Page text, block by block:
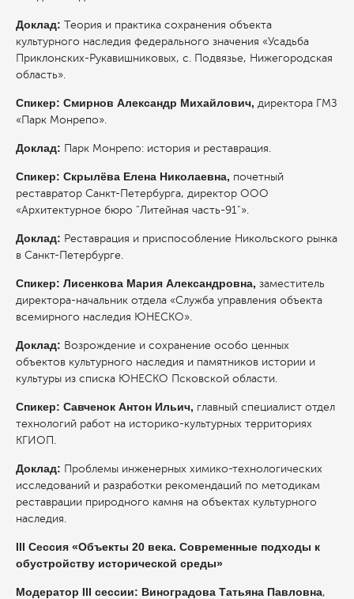
Доклад: Теория и практика сохранения объекта
культурного наследия федерального значения «Усадьба
Приклонских-Рукавишниковых, с. Подвязье, Нижегородская
область».
Спикер: Смирнов Александр Михайлович, директора ГМЗ
«Парк Монрепо».
Доклад: Парк Монрепо: история и реставрация.
Спикер: Скрылёва Елена Николаевна, почетный
реставратор Санкт-Петербурга, директор ООО
«Архитектурное бюро "Литейная часть-91"».
Доклад: Реставрация и приспособление Никольского рынка
в Санкт-Петербурге.
Спикер: Лисенкова Мария Александровна, заместитель
директора-начальник отдела «Служба управления объекта
всемирного наследия ЮНЕСКО».
Доклад: Возрождение и сохранение особо ценных
объектов культурного наследия и памятников истории и
культуры из списка ЮНЕСКО Псковской области.
Спикер: Савченок Антон Ильич, главный специалист отдел
технологий работ на историко-культурных территориях
КГИОП.
Доклад: Проблемы инженерных химико-технологических
исследований и разработки рекомендаций по методикам
реставрации природного камня на объектах культурного
наследия.
III Сессия «Объекты 20 века. Современные подходы к
обустройству исторической среды»
Модератор III сессии: Виноградова Татьяна Павловна,